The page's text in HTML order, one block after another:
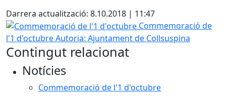
Darrera actualització: 8.10.2018 | 11:47
Commemoració de l'1 d'octubre
Commemoració de
l'1 d'octubreAutoria: Ajuntament de Collsuspina
Contingut relacionat
Notícies
Commemoració de l'1 d'octubre